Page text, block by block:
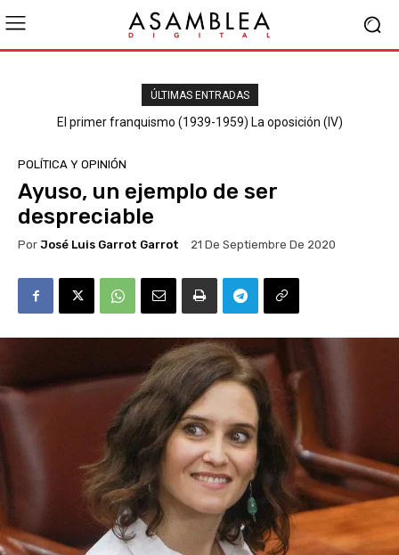
ÚLTIMAS ENTRADAS
El primer franquismo (1939-1959) La oposición (III) El PSOE
POLÍTICA Y OPINIÓN
Ayuso, un ejemplo de ser
despreciable
Por José Luis Garrot Garrot 21 De Septiembre De 2020